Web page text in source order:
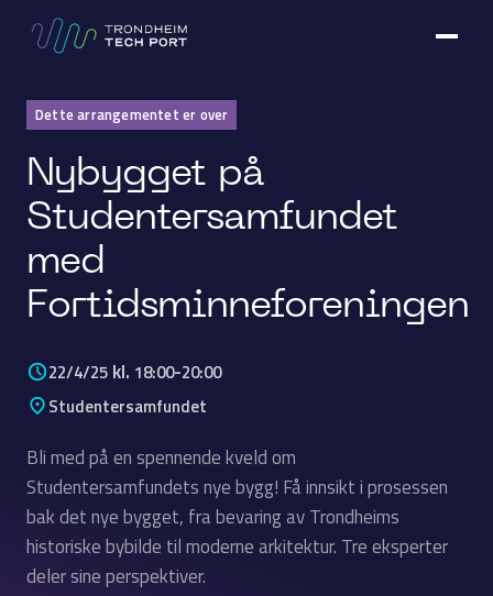
Dette arrangementet er over
Nybygget på
Studentersamfundet
med
Fortidsminneforeningen
22/4/25 kl. 18:00-20:00
Studentersamfundet
Bli med på en spennende kveld om
Studentersamfundets nye bygg! Få innsikt i prosessen
bak det nye bygget, fra bevaring av Trondheims
historiske bybilde til moderne arkitektur. Tre eksperter
deler sine perspektiver.